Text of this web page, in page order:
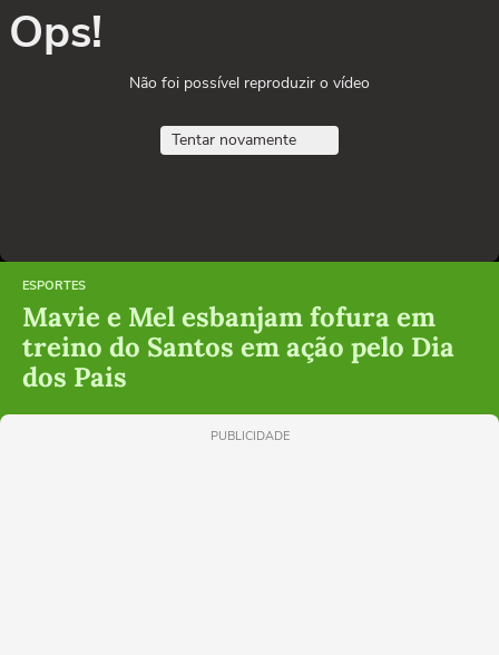
Ops!
Não foi possível reproduzir o vídeo
Tentar novamente
ESPORTES
Mavie e Mel esbanjam fofura em
treino do Santos em ação pelo Dia
dos Pais
PUBLICIDADE